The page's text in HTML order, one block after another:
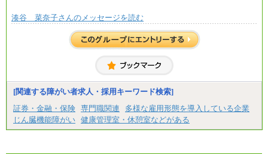
湊谷 菜奈子さんのメッセージを読む
[関連する障がい者求人・採用キーワード検索]
証券・金融・保険 専門職関連
多様な雇用形態を導入している企業
じん臓機能障がい 健康管理室・休憩室などがある